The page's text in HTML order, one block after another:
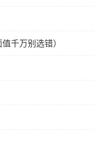
千万别选错）